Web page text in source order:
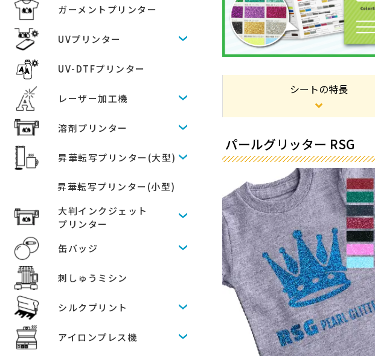
ガーメントプリンター
UVプリンター
UV-DTFプリンター
レーザー加工機
溶剤プリンター
昇華転写プリンター(大型)
昇華転写プリンター(小型)
大判インクジェット
プリンター
缶バッジ
刺しゅうミシン
シルクプリント
アイロンプレス機
シートの特長
パールグリッター RSG